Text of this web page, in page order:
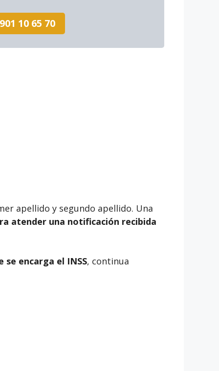
901 10 65 70
apellido y segundo apellido. Una
atender una notificación recibida
encarga el INSS, continua